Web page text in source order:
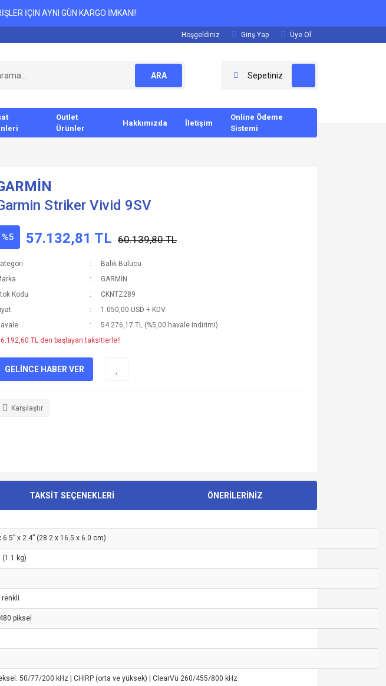
İÇİN AYNI GÜN KARGO İMKANI!
Hoşgeldiniz Giriş Yap Üye Ol
ARA Sepetiniz
Outlet
Ürünler
Hakkımızda İletişim
Online Ödeme
Sistemi
Striker Vivid 9SV
%5 57.132,81 TL 60.139,80 TL
Balık Bulucu
GARMİN
Kodu
CKNTZ289
1.050,00 USD + KDV
54.276,17 TL (%5,00 havale indirimi)
TL den başlayan taksitlerle!!
GELİNCE HABER VER
Karşılaştır
TAKSİT SEÇENEKLERİ ÖNERİLERİNİZ
6.5” x 2.4” (28.2 x 16.5 x 6.0 cm)
(1.1 kg)
renkli
piksel
50/77/200 kHz | CHIRP (orta ve yüksek) | ClearVü 260/455/800 kHz